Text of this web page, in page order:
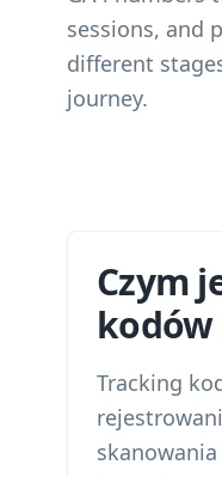
sessions, and
different
journey.
Czym
kodów
Tracking